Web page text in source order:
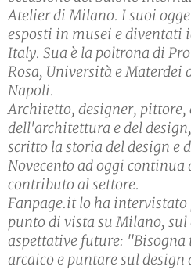
Atelier di Milano. I suoi
esposti in musei e diventati
Italy. Sua è la poltrona di
Rosa, Università e
Napoli.
Architetto, designer,
dell'architettura e del
scritto la storia del design e
Novecento ad oggi
contributo al settore.
Fanpage.it lo ha
punto di vista su Milano, sul
aspettative future:
arcaico e puntare sul